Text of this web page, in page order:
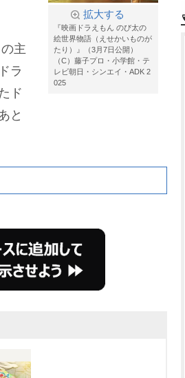
拡大する
『映画ドラえもん のび太の
絵世界物語（えせかいものが
たり）』（3月7日公開）
（C）藤子プロ・小学館・テ
レビ朝日・シンエイ・ADK 2
025
主
ラ
ド
と